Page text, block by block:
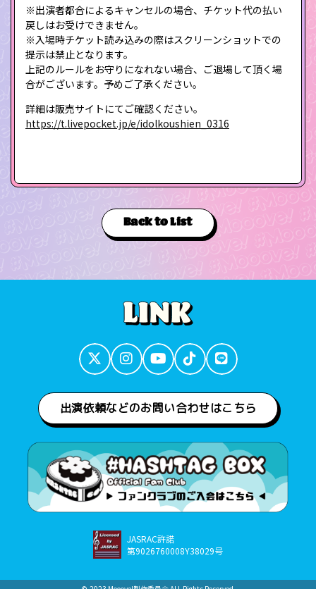
※出演者都合によるキャンセルの場合、チケット代の払い
戻しはお受けできません。
※入場時チケット読み込みの際はスクリーンショットでの
提示は禁止となります。
上記のルールをお守りになれない場合、ご退場して頂く場
合がございます。予めご了承ください。
詳細は販売サイトにてご確認ください。
https://t.livepocket.jp/e/idolkoushien_0316
Back to List
出演依頼などのお問い合わせはこちら
JASRAC許諾
第9026760008Y38029号